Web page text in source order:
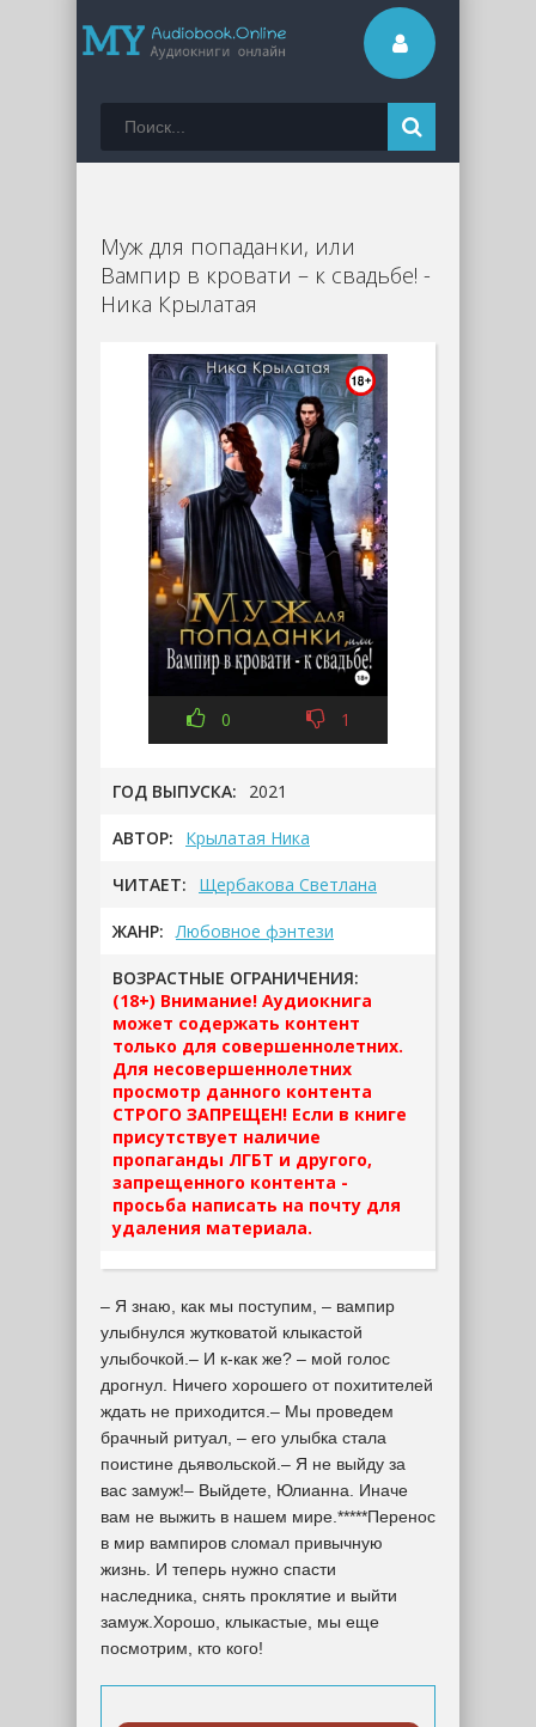
Муж для попаданки, или
Вампир в кровати – к свадьбе! -
Ника Крылатая
0 1
ГОД ВЫПУСКА: 2021
АВТОР: Крылатая Ника
ЧИТАЕТ: Щербакова Светлана
ЖАНР: Любовное фэнтези
ВОЗРАСТНЫЕ ОГРАНИЧЕНИЯ:
(18+) Внимание! Аудиокнига
может содержать контент
только для совершеннолетних.
Для несовершеннолетних
просмотр данного контента
СТРОГО ЗАПРЕЩЕН! Если в книге
присутствует наличие
пропаганды ЛГБТ и другого,
запрещенного контента -
просьба написать на почту для
удаления материала.
– Я знаю, как мы поступим, – вампир
улыбнулся жутковатой клыкастой
улыбочкой.– И к-как же? – мой голос
дрогнул. Ничего хорошего от похитителей
ждать не приходится.– Мы проведем
брачный ритуал, – его улыбка стала
поистине дьявольской.– Я не выйду за
вас замуж!– Выйдете, Юлианна. Иначе
вам не выжить в нашем мире.*****Перенос
в мир вампиров сломал привычную
жизнь. И теперь нужно спасти
наследника, снять проклятие и выйти
замуж.Хорошо, клыкастые, мы еще
посмотрим, кто кого!